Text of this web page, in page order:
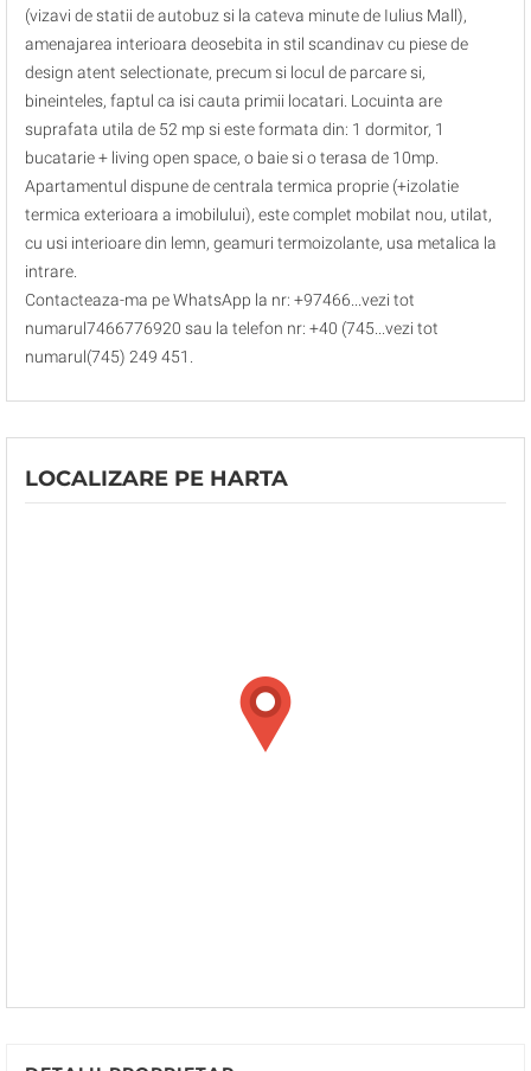
(vizavi de statii de autobuz si la cateva minute de Iulius Mall),
amenajarea interioara deosebita in stil scandinav cu piese de
design atent selectionate, precum si locul de parcare si,
bineinteles, faptul ca isi cauta primii locatari. Locuinta are
suprafata utila de 52 mp si este formata din: 1 dormitor, 1
bucatarie + living open space, o baie si o terasa de 10mp.
Apartamentul dispune de centrala termica proprie (+izolatie
termica exterioara a imobilului), este complet mobilat nou, utilat,
cu usi interioare din lemn, geamuri termoizolante, usa metalica la
intrare.
Contacteaza-ma pe WhatsApp la nr: +97466...vezi tot
numarul7466776920 sau la telefon nr: +40 (745...vezi tot
numarul(745) 249 451.
LOCALIZARE PE HARTA